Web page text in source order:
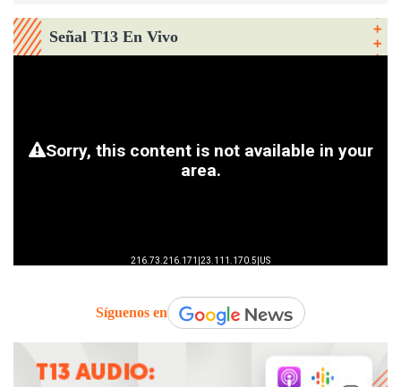
Señal T13 En Vivo
Síguenos en